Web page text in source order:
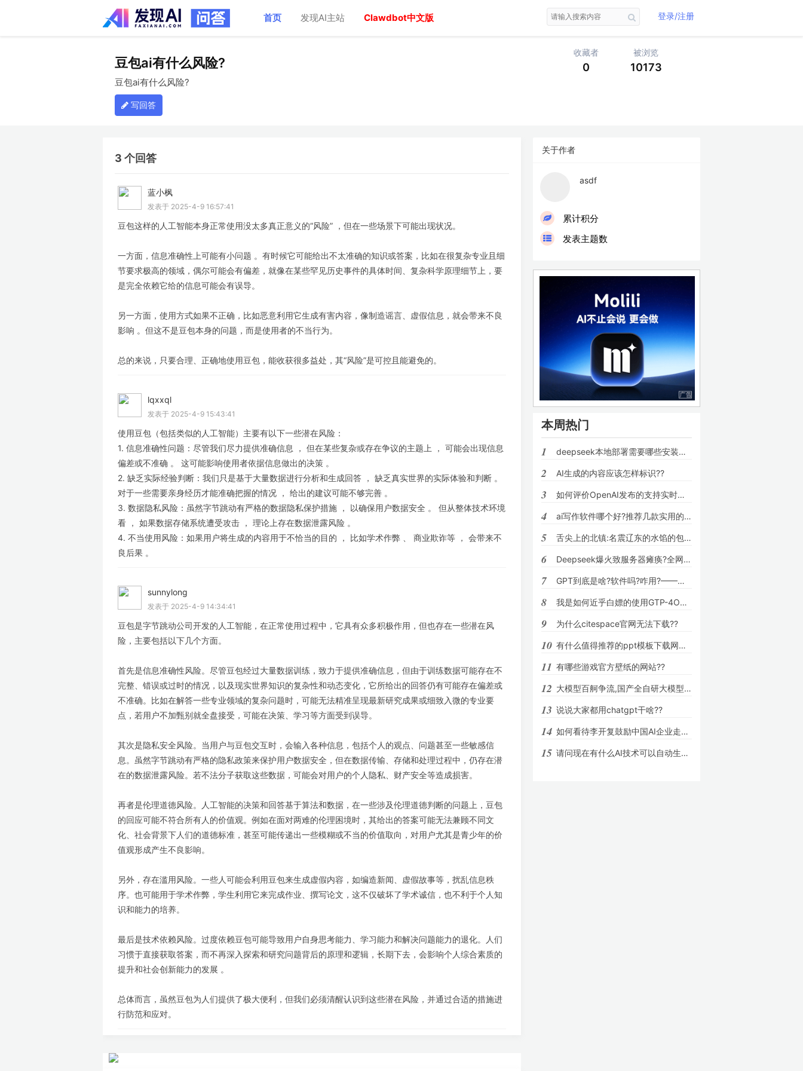
首页 发现AI主站 Clawdbot中文版 登录/注册
豆包ai有什么风险?
豆包ai有什么风险?
收藏者
0
被浏览
10173
写回答
3 个回答
蓝小枫
发表于 2025-4-9 16:57:41
豆包这样的人工智能本身正常使用没太多真正意义的“风险” ，但在一些场景下可能出现状况。
一方面，信息准确性上可能有小问题 。有时候它可能给出不太准确的知识或答案，比如在很复杂专业且细
节要求极高的领域，偶尔可能会有偏差，就像在某些罕见历史事件的具体时间、复杂科学原理细节上，要
是完全依赖它给的信息可能会有误导。
另一方面，使用方式如果不正确，比如恶意利用它生成有害内容，像制造谣言、虚假信息，就会带来不良
影响 。但这不是豆包本身的问题，而是使用者的不当行为。
总的来说，只要合理、正确地使用豆包，能收获很多益处，其“风险”是可控且能避免的。
lqxxql
发表于 2025-4-9 15:43:41
使用豆包（包括类似的人工智能）主要有以下一些潜在风险：
1. 信息准确性问题：尽管我们尽力提供准确信息 ， 但在某些复杂或存在争议的主题上 ， 可能会出现信息
偏差或不准确 。 这可能影响使用者依据信息做出的决策 。
2. 缺乏实际经验判断：我们只是基于大量数据进行分析和生成回答 ， 缺乏真实世界的实际体验和判断 。
对于一些需要亲身经历才能准确把握的情况 ， 给出的建议可能不够完善 。
3. 数据隐私风险：虽然字节跳动有严格的数据隐私保护措施 ， 以确保用户数据安全 。 但从整体技术环境
看 ， 如果数据存储系统遭受攻击 ， 理论上存在数据泄露风险 。
4. 不当使用风险：如果用户将生成的内容用于不恰当的目的 ， 比如学术作弊 、 商业欺诈等 ， 会带来不
良后果 。
sunnylong
发表于 2025-4-9 14:34:41
豆包是字节跳动公司开发的人工智能，在正常使用过程中，它具有众多积极作用，但也存在一些潜在风
险，主要包括以下几个方面。
首先是信息准确性风险。尽管豆包经过大量数据训练，致力于提供准确信息，但由于训练数据可能存在不
完整、错误或过时的情况，以及现实世界知识的复杂性和动态变化，它所给出的回答仍有可能存在偏差或
不准确。比如在解答一些专业领域的复杂问题时，可能无法精准呈现最新研究成果或细致入微的专业要
点，若用户不加甄别就全盘接受，可能在决策、学习等方面受到误导。
其次是隐私安全风险。当用户与豆包交互时，会输入各种信息，包括个人的观点、问题甚至一些敏感信
息。虽然字节跳动有严格的隐私政策来保护用户数据安全，但在数据传输、存储和处理过程中，仍存在潜
在的数据泄露风险。若不法分子获取这些数据，可能会对用户的个人隐私、财产安全等造成损害。
再者是伦理道德风险。人工智能的决策和回答基于算法和数据，在一些涉及伦理道德判断的问题上，豆包
的回应可能不符合所有人的价值观。例如在面对两难的伦理困境时，其给出的答案可能无法兼顾不同文
化、社会背景下人们的道德标准，甚至可能传递出一些模糊或不当的价值取向，对用户尤其是青少年的价
值观形成产生不良影响。
另外，存在滥用风险。一些人可能会利用豆包来生成虚假内容，如编造新闻、虚假故事等，扰乱信息秩
序。也可能用于学术作弊，学生利用它来完成作业、撰写论文，这不仅破坏了学术诚信，也不利于个人知
识和能力的培养。
最后是技术依赖风险。过度依赖豆包可能导致用户自身思考能力、学习能力和解决问题能力的退化。人们
习惯于直接获取答案，而不再深入探索和研究问题背后的原理和逻辑，长期下去，会影响个人综合素质的
提升和社会创新能力的发展 。
总体而言，虽然豆包为人们提供了极大便利，但我们必须清醒认识到这些潜在风险，并通过合适的措施进
行防范和应对。
关于作者
asdf
累计积分
发表主题数
本周热门
1 deepseek本地部署需要哪些安装包??
2 AI生成的内容应该怎样标识??
3 如何评价OpenAI发布的支持实时语音对话的模
4 ai写作软件哪个好?推荐几款实用的ai写文章
5 舌尖上的北镇:名震辽东的水馅的包子,为何会
6 Deepseek爆火致服务器瘫痪?全网最全自救指
7 GPT到底是啥?软件吗?咋用?——纯小白必看?
8 我是如何近乎白嫖的使用GTP-4O模型的??
9 为什么citespace官网无法下载??
10 有什么值得推荐的ppt模板下载网站吗??
11 有哪些游戏官方壁纸的网站??
12 大模型百舸争流,国产全自研大模型如何才能
13 说说大家都用chatgpt干啥??
14 如何看待李开复鼓励中国AI企业走出自己的第
15 请问现在有什么AI技术可以自动生成图表?Cha